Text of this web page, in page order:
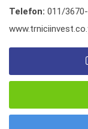
Telefon: 011/